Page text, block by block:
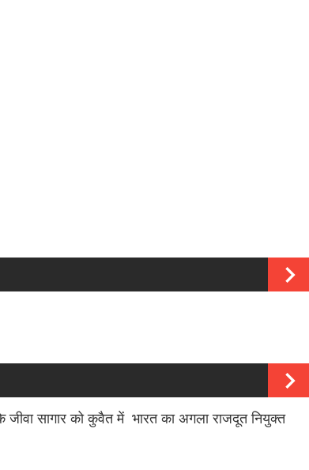
जीवा सागार को कुवैत में भारत का अगला राजदूत नियुक्त